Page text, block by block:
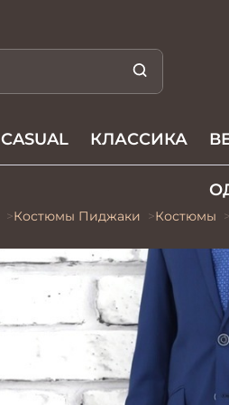
CASUAL КЛАССИКА
Костюмы Пиджаки Костюмы